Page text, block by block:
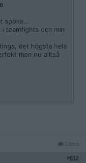
teamfights och min
det högsta hela
men nu alltså
Citera
#612